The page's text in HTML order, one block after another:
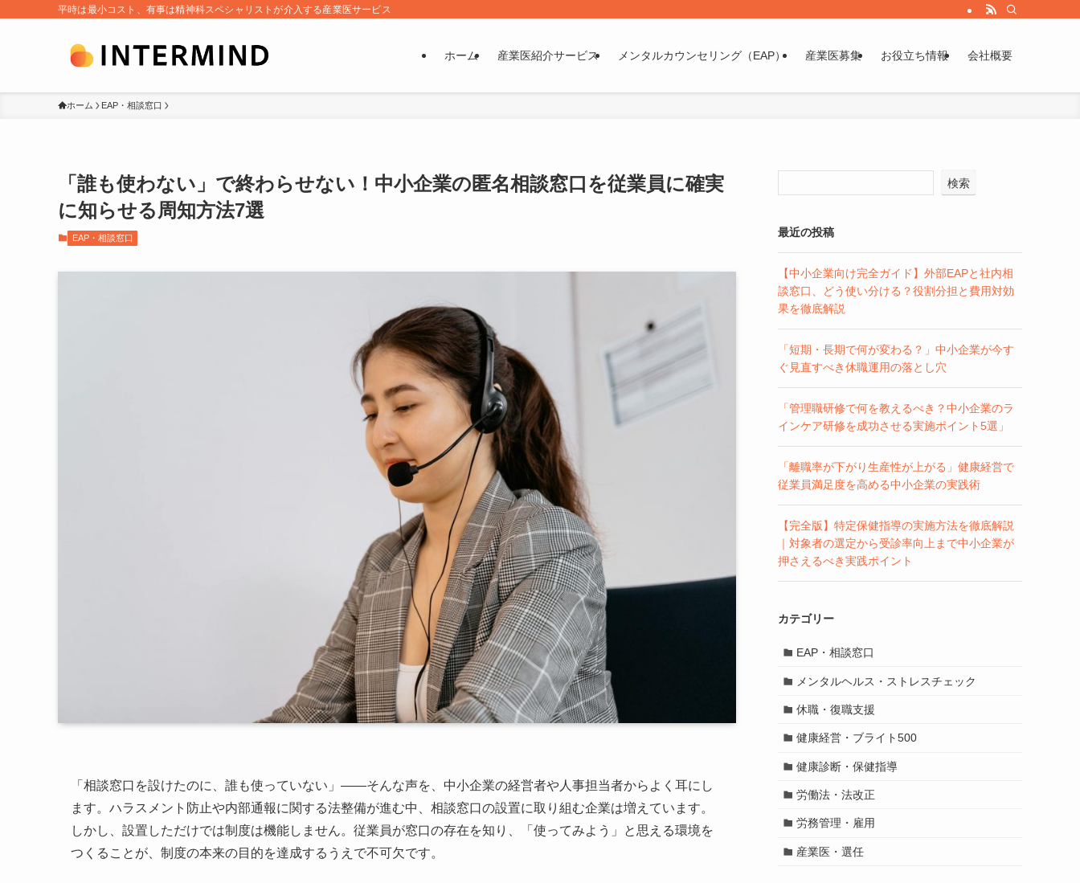
平時は最小コスト、有事は精神科スペシャリストが介入する産業医サービス
ホーム 産業医紹介サービス メンタルカウンセリング（EAP） 産業医募集 お役立ち情報 会社概要
ホーム EAP・相談窓口
「誰も使わない」で終わらせない！中小企業の匿名相談窓口を従業員に確実
に知らせる周知方法7選
EAP・相談窓口
「相談窓口を設けたのに、誰も使っていない」——そんな声を、中小企業の経営者や人事担当者からよく耳にし
ます。ハラスメント防止や内部通報に関する法整備が進む中、相談窓口の設置に取り組む企業は増えています。
しかし、設置しただけでは制度は機能しません。従業員が窓口の存在を知り、「使ってみよう」と思える環境を
つくることが、制度の本来の目的を達成するうえで不可欠です。
検索
最近の投稿
【中小企業向け完全ガイド】外部EAPと社内相
談窓口、どう使い分ける？役割分担と費用対効
果を徹底解説
「短期・長期で何が変わる？」中小企業が今す
ぐ見直すべき休職運用の落とし穴
「管理職研修で何を教えるべき？中小企業のラ
インケア研修を成功させる実施ポイント5選」
「離職率が下がり生産性が上がる」健康経営で
従業員満足度を高める中小企業の実践術
【完全版】特定保健指導の実施方法を徹底解説
｜対象者の選定から受診率向上まで中小企業が
押さえるべき実践ポイント
カテゴリー
EAP・相談窓口
メンタルヘルス・ストレスチェック
休職・復職支援
健康経営・ブライト500
健康診断・保健指導
労働法・法改正
労務管理・雇用
産業医・選任